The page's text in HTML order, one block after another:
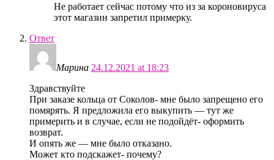
Не работает сейчас потому что из за короновируса
этот магазин запретил примерку.
Ответ
Марина 24.12.2021 at 18:23
Здравствуйте
При заказе кольца от Соколов- мне было запрещено его
помярять. Я предложила его выкупить — тут же
примерить и в случае, если не подойдёт- оформить
возврат.
И опять же — мне было отказано.
Может кто подскажет- почему?